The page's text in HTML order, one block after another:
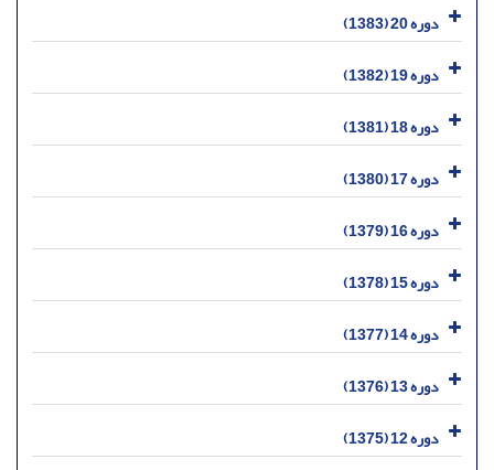
دوره 20 (1383)
دوره 19 (1382)
دوره 18 (1381)
دوره 17 (1380)
دوره 16 (1379)
دوره 15 (1378)
دوره 14 (1377)
دوره 13 (1376)
دوره 12 (1375)